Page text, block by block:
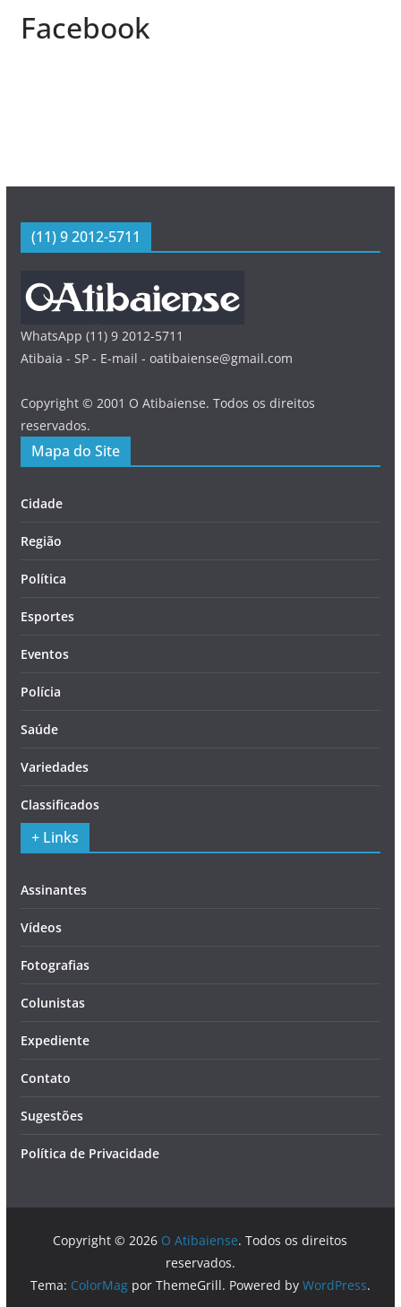
Facebook
(11) 9 2012-5711
WhatsApp (11) 9 2012-5711
Atibaia - SP - E-mail - oatibaiense@gmail.com
Copyright © 2001 O Atibaiense. Todos os direitos
reservados.
Mapa do Site
Cidade
Região
Política
Esportes
Eventos
Polícia
Saúde
Variedades
Classificados
+ Links
Assinantes
Vídeos
Fotografias
Colunistas
Expediente
Contato
Sugestões
Política de Privacidade
Copyright © 2026 O Atibaiense. Todos os direitos
reservados.
Tema: ColorMagpor ThemeGrill. Powered by WordPress.